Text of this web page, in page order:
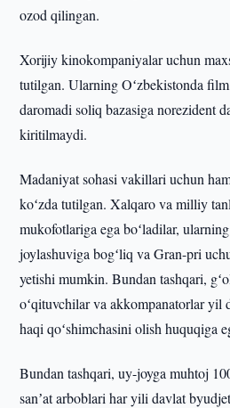
ozod qilingan.
Xorijiy kinokompaniyalar uchun
tutilgan. Ularning Oʻzbekistonda
daromadi soliq bazasiga norezident
kiritilmaydi.
Madaniyat sohasi vakillari uchun
koʻzda tutilgan. Xalqaro va milliy
mukofotlariga ega boʻladilar,
joylashuviga bogʻliq va Gran-pri
yetishi mumkin. Bundan tashqari,
oʻqituvchilar va akkompanatorlar yil
haqi qoʻshimchasini olish huquqiga
Bundan tashqari, uy-joyga muhtoj
sanʼat arboblari har yili davlat